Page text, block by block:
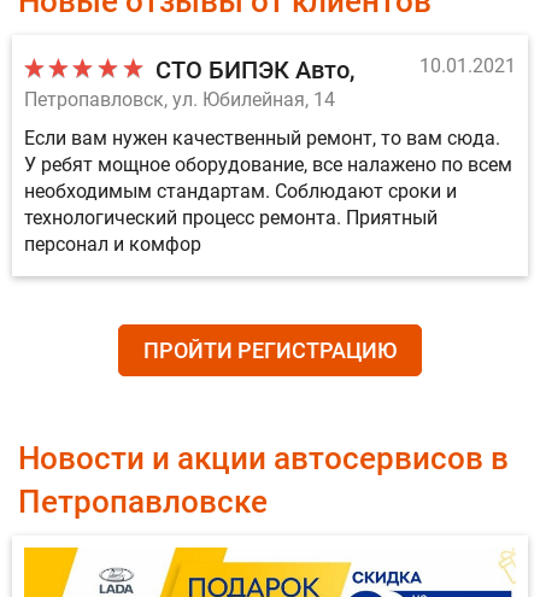
СТО БИПЭК Авто
Петропавловск, ул. Юбилейная, 14
10.01.2021
Если вам нужен качественный ремонт, то вам сюда.
У ребят мощное оборудование, все налажено по всем
необходимым стандартам. Соблюдают сроки и
технологический процесс ремонта. Приятный
персонал и комфор
ПРОЙТИ РЕГИСТРАЦИЮ
Новости и акции автосервисов в
Петропавловске